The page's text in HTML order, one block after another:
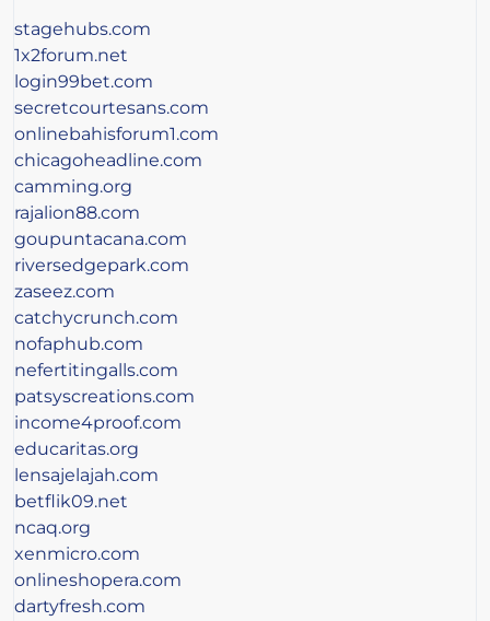
stagehubs.com
1x2forum.net
login99bet.com
secretcourtesans.com
onlinebahisforum1.com
chicagoheadline.com
camming.org
rajalion88.com
goupuntacana.com
riversedgepark.com
zaseez.com
catchycrunch.com
nofaphub.com
nefertitingalls.com
patsyscreations.com
income4proof.com
educaritas.org
lensajelajah.com
betflik09.net
ncaq.org
xenmicro.com
onlineshopera.com
dartyfresh.com